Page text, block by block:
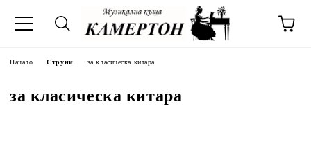
Начало Струни за класическа китара
за класическа китара